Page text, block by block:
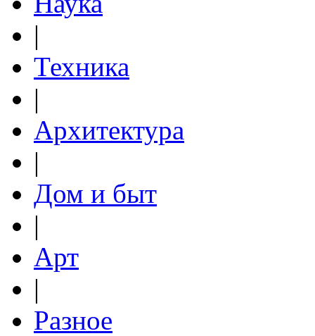
|
Техника
|
Архитектура
|
Дом и быт
|
Арт
|
Разное